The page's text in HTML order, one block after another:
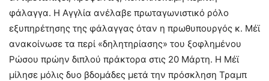
φάλαγγα. Η Αγγλία ανέλαβε πρωταγωνιστικό ρόλο
εξυπηρέτησης της φάλαγγας όταν η πρωθυπουργός κ. Μέϊ
ανακοίνωσε τα περί «δηλητηρίασης» του ξοφλημένου
Ρώσου πρώην διπλού πράκτορα στις 20 Μάρτη. Η Μέϊ
μίλησε μόλις δυο βδομάδες μετά την πρόσκληση Τραμπ